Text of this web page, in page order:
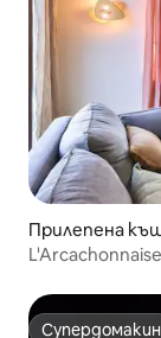
Прилепена
Супердомакин